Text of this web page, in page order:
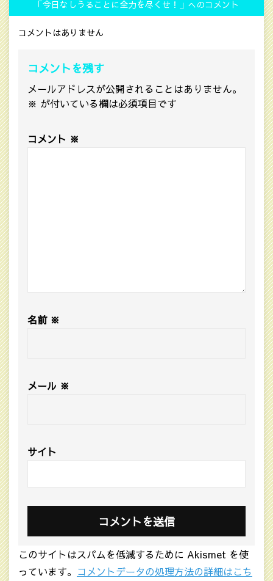
「今日なしうることに全力を尽くせ！」へのコメント
コメントはありません
コメントを残す
メールアドレスが公開されることはありません。
※ が付いている欄は必須項目です
コメント ※
名前 ※
メール ※
サイト
このサイトはスパムを低減するために Akismet を使
っています。 コメントデータの処理方法の詳細はこち